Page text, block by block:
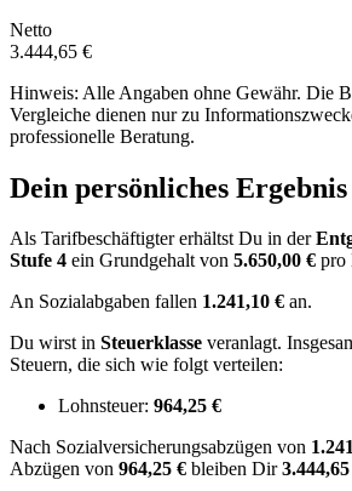
Netto
3.444,65 €
Hinweis: Alle Angaben ohne Gewähr. Die
Vergleiche dienen nur zu
professionelle Beratung.
Dein persönliches Ergebnis
Als Tarifbeschäftigter erhältst Du in der
Stufe 4 ein Grundgehalt von 5.650,00 € pro
An Sozialabgaben fallen 1.241,10 € an.
Du wirst in Steuerklasse veranlagt.
Steuern, die sich wie folgt verteilen:
Lohnsteuer: 964,25 €
Nach Sozialversicherungsabzügen von
Abzügen von 964,25 € bleiben Dir